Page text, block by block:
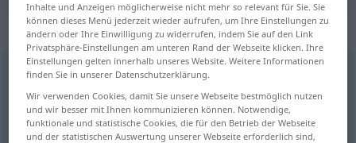
„Herr“: Maskulinum
Herrm <-n; -en>
Übersicht aller Übersetzungen
(Für mehr Details die Übersetzung anklicken/antippen)
Inhalte und Anzeigen möglicherweise nicht mehr so relevant für Sie. Sie
können dieses Menü jederzeit wieder aufrufen, um Ihre Einstellungen zu
ändern oder Ihre Einwilligung zu widerrufen, indem Sie auf den Link
Privatsphäre-Einstellungen am unteren Rand der Webseite klicken. Ihre
Einstellungen gelten innerhalb unseres Website. Weitere Informationen
finden Sie in unserer Datenschutzerklärung.
Wir verwenden Cookies, damit Sie unsere Webseite bestmöglich nutzen
und wir besser mit Ihnen kommunizieren können. Notwendige,
funktionale und statistische Cookies, die für den Betrieb der Webseite
und der statistischen Auswertung unserer Webseite erforderlich sind,